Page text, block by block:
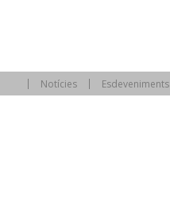
Notícies Esdeveniments